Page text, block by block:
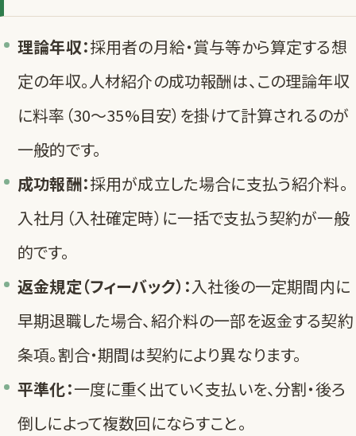
理論年収：採用者の月給・賞与等から算定する想
定の年収。人材紹介の成功報酬は、この理論年収
に料率（30〜35%目安）を掛けて計算されるのが
一般的です。
成功報酬：採用が成立した場合に支払う紹介料。
入社月（入社確定時）に一括で支払う契約が一般
的です。
返金規定（フィーバック）：入社後の一定期間内に
早期退職した場合、紹介料の一部を返金する契約
条項。割合・期間は契約により異なります。
平準化：一度に重く出ていく支払いを、分割・後ろ
倒しによって複数回にならすこと。